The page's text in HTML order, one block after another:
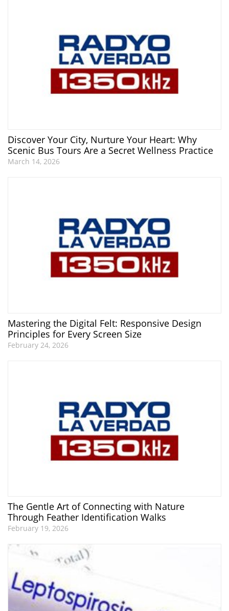
Discover Your City, Nurture Your Heart: Why
Scenic Bus Tours Are a Secret Wellness Practice
March 14, 2026
Mastering the Digital Felt: Responsive Design
Principles for Every Screen Size
February 24, 2026
The Gentle Art of Connecting with Nature
Through Feather Identification Walks
February 19, 2026